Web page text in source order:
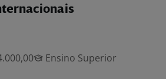
Ensino Superior